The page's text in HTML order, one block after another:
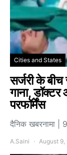
Cities and States
सर्जरी के बीच
गाना,
परफॉर्मेंस
दैनिक खबरनामा |
A.Saini August 9,